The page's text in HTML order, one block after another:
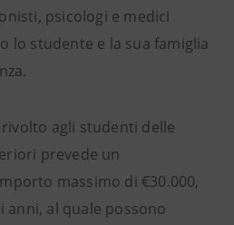
psicologi e medici
lo studente e la sua famiglia
agli studenti delle
prevede un
massimo di €30.000,
al quale possono